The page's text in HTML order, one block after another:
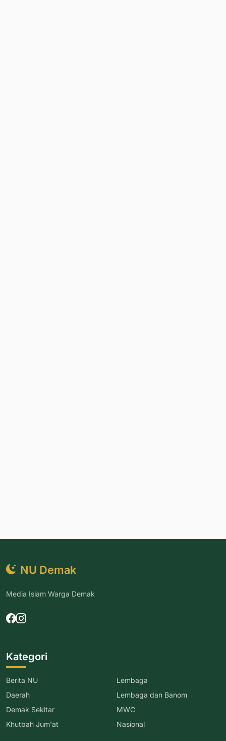
NU Demak
Media Islam Warga Demak
Kategori
Berita NU
Daerah
Demak Sekitar
Khutbah Jum'at
Lembaga
Lembaga dan Banom
MWC
Nasional